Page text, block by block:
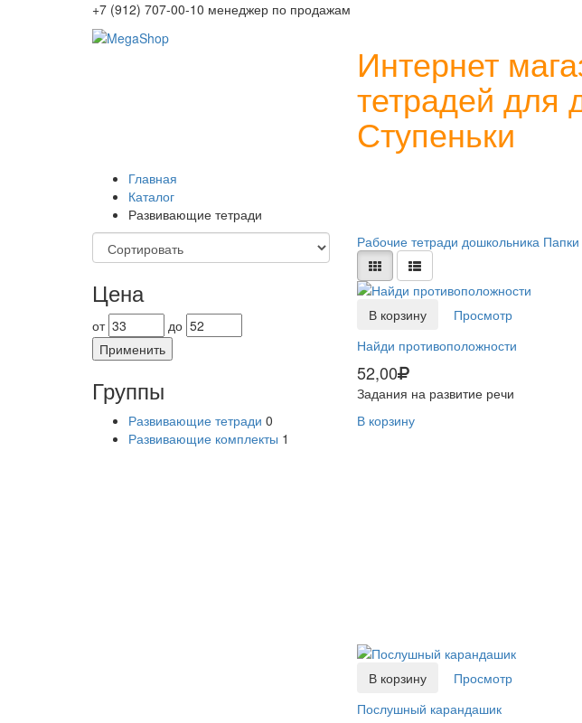
+7 (912) 707-00-10 менеджер по продажам
Интернет
тетрадей для
Ступеньки
Главная
Каталог
Развивающие тетради
Цена
от
до
Применить
Группы
Развивающие тетради 0
Развивающие комплекты 1
Рабочие тетради дошкольника
В корзину
Просмотр
Найди противоположности
52,00
Задания на развитие речи
В корзину
В корзину
Просмотр
Послушный карандашик